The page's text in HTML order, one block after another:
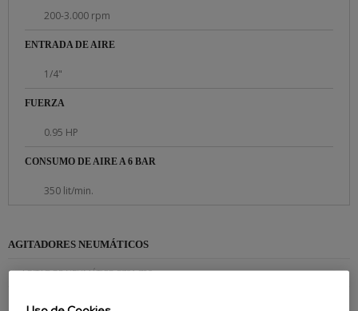
200-3.000 rpm
ENTRADA DE AIRE
1/4"
FUERZA
0.95 HP
CONSUMO DE AIRE A 6 BAR
350 lit/min.
AGITADORES NEUMÁTICOS
AGITADOR NEUMÁTICO E701 720